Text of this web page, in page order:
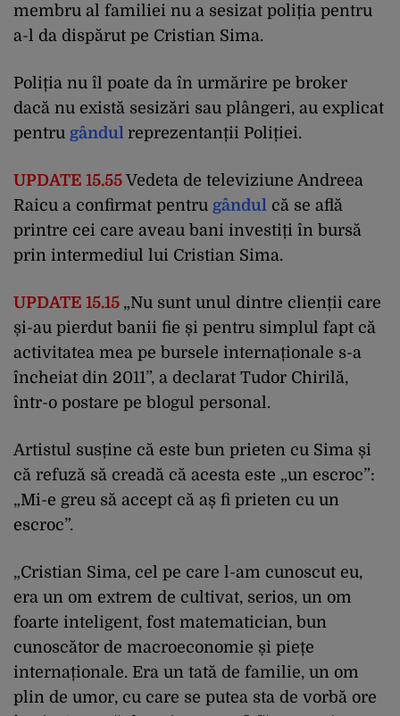
membru al familiei nu a sesizat poliția pentru
a-l da dispărut pe Cristian Sima.
Poliția nu îl poate da în urmărire pe broker
dacă nu există sesizări sau plângeri, au explicat
pentru gândul reprezentanții Poliției.
UPDATE 15.55 Vedeta de televiziune Andreea
Raicu a confirmat pentru gândul că se află
printre cei care aveau bani investiți în bursă
prin intermediul lui Cristian Sima.
UPDATE 15.15 „Nu sunt unul dintre clienții care
și-au pierdut banii fie și pentru simplul fapt că
activitatea mea pe bursele internaționale s-a
încheiat din 2011”, a declarat Tudor Chirilă,
într-o postare pe blogul personal.
Artistul susține că este bun prieten cu Sima și
că refuză să creadă că acesta este „un escroc”:
„Mi-e greu să accept că aș fi prieten cu un
escroc”.
„Cristian Sima, cel pe care l-am cunoscut eu,
era un om extrem de cultivat, serios, un om
foarte inteligent, fost matematician, bun
cunoscător de macroeconomie și piețe
internaționale. Era un tată de familie, un om
plin de umor, cu care se putea sta de vorbă ore